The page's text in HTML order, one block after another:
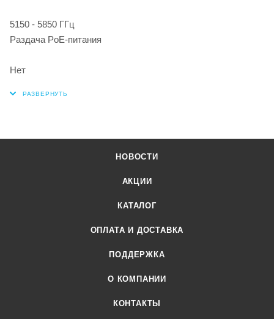
5150 - 5850 ГГц
Раздача PoE-питания
Нет
НОВОСТИ
АКЦИИ
КАТАЛОГ
ОПЛАТА И ДОСТАВКА
ПОДДЕРЖКА
О КОМПАНИИ
КОНТАКТЫ